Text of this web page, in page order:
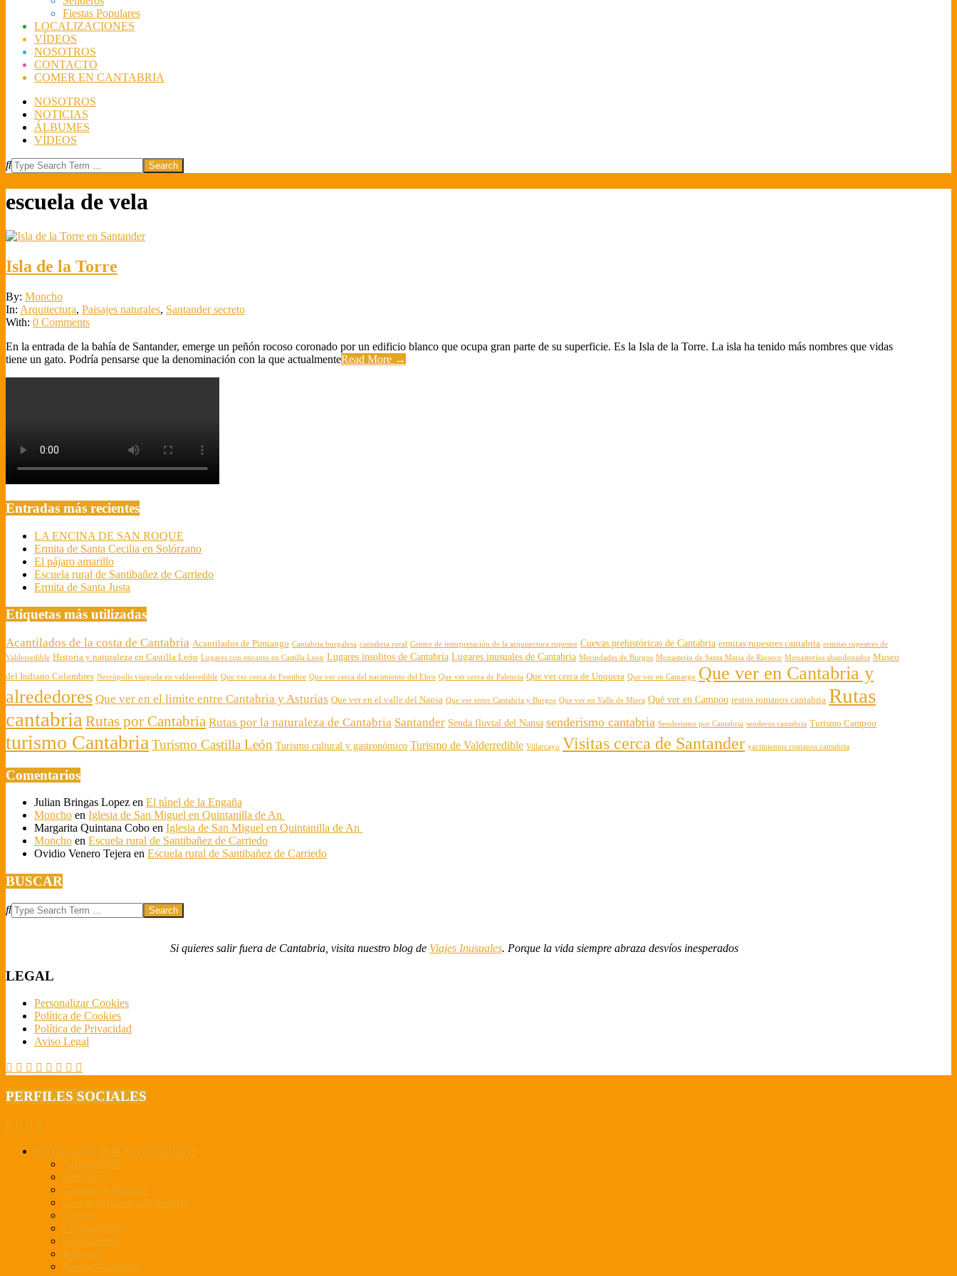
Fiestas Populares
LOCALIZACIONES
VÍDEOS
NOSOTROS
CONTACTO
COMER EN CANTABRIA
NOSOTROS
NOTICIAS
ÁLBUMES
VÍDEOS
Search
escuela de vela
Isla de la Torre
2021-
08-
04
By: Moncho
In: Arquitectura, Paisajes naturales, Santander secreto
With: 0 Comments
En la entrada de la bahía de Santander, emerge un peñón rocoso coronado por un edificio blanco que ocupa gran parte de su superficie. Es la Isla de la Torre. La isla ha tenido más nombres que vidas
tiene un gato. Podría pensarse que la denominación con la que actualmenteRead More →
Entradas más recientes
LA ENCINA DE SAN ROQUE
Ermita de Santa Cecilia en Solórzano
El pájaro amarillo
Escuela rural de Santibañez de Carriedo
Ermita de Santa Justa
Etiquetas más utilizadas
Acantilados de la costa de Cantabria Acantilados de Pimiango Cantabria burgalesa cantabria rural Centro de interpretación de la arquitectura rupestre Cuevas prehistóricas de Cantabria ermitas rupestres cantabria ermitas rupestres de
Valderredible Historia y naturaleza en Castilla León Lugares con encanto en Castilla Leon Lugares insolitos de Cantabria Lugares inusuales de Cantabria Merindades de Burgos Monasterio de Santa Maria de Rioseco Monasterios abandonados Museo
del Indiano Colombres Necrópolis visigoda en valderredible Que ver cerca de Fontibre Que ver cerca del nacimiento del Ebro Que ver cerca de Palencia Que ver cerca de Unquera Que ver en Camargo Que ver en Cantabria y
alrededores Que ver en el limite entre Cantabria y Asturias Que ver en el valle del Nansa Que ver entre Cantabria y Burgos Que ver en Valle de Miera Qué ver en Campoo restos romanos cantabria Rutas
cantabria Rutas por Cantabria Rutas por la naturaleza de Cantabria Santander Senda fluvial del Nansa senderismo cantabria Senderismo por Cantabria senderos cantabria Turismo Campoo
turismo Cantabria Turismo Castilla León Turismo cultural y gastronómico Turismo de Valderredible Villarcayo Visitas cerca de Santander yacimientos romanos cantabria
Comentarios
Julian Bringas Lopez en El túnel de la Engaña
Moncho en Iglesia de San Miguel en Quintanilla de An
Margarita Quintana Cobo en Iglesia de San Miguel en Quintanilla de An
Moncho en Escuela rural de Santibañez de Carriedo
Ovidio Venero Tejera en Escuela rural de Santibañez de Carriedo
BUSCAR
Search
Si quieres salir fuera de Cantabria, visita nuestro blog de Viajes Inusuales. Porque la vida siempre abraza desvíos inesperados
LEGAL
Personalizar Cookies
Política de Cookies
Política de Privacidad
Aviso Legal
PERFILES SOCIALES
ENTRADAS POR CATEGORÍAS
Arqueología
Arte sacro
Casonas y Palacios
Cascos urbanos con historia
Cuevas
Curiosidades
Gastronomía
Historias
Paisajes naturales